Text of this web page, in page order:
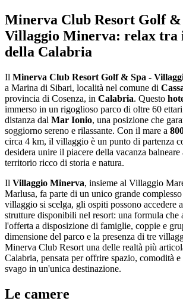
Minerva Club Resort Golf &
Villaggio Minerva: relax tra
della Calabria
Il Minerva Club Resort Golf & Spa -
a Marina di Sibari, località nel comune di
provincia di Cosenza, in Calabria. Questo
immerso in un rigoglioso parco di oltre 60
distanza dal Mar Ionio, una posizione che
soggiorno sereno e rilassante. Con il mare a
circa 4 km, il villaggio è un punto di partenza
desidera unire il piacere della vacanza
territorio ricco di storia e natura.
Il Villaggio Minerva, insieme al Villaggio
Marlusa, fa parte di un unico grande
villaggio si scelga, gli ospiti possono accedere
strutture disponibili nel resort: una formula che
l'offerta a disposizione di famiglie, coppie e
dimensione del parco e la presenza di tre
Minerva Club Resort una delle realtà più
Calabria, pensata per offrire spazio, comodità
svago in un'unica destinazione.
Le camere